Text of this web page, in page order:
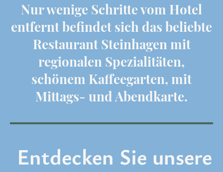
Nur wenige Schritte vom Hotel
entfernt befindet sich das beliebte
Restaurant Steinhagen mit
regionalen Spezialitäten,
schönem Kaffeegarten, mit
Mittags- und Abendkarte.
Entdecken Sie unsere